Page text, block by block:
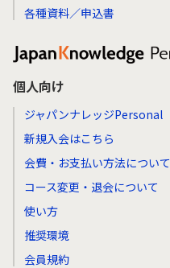
各種資料／申込書
個人向け
ジャパンナレッジPersonal
新規入会はこちら
会費・お支払い方法について
コース変更・退会について
使い方
推奨環境
会員規約